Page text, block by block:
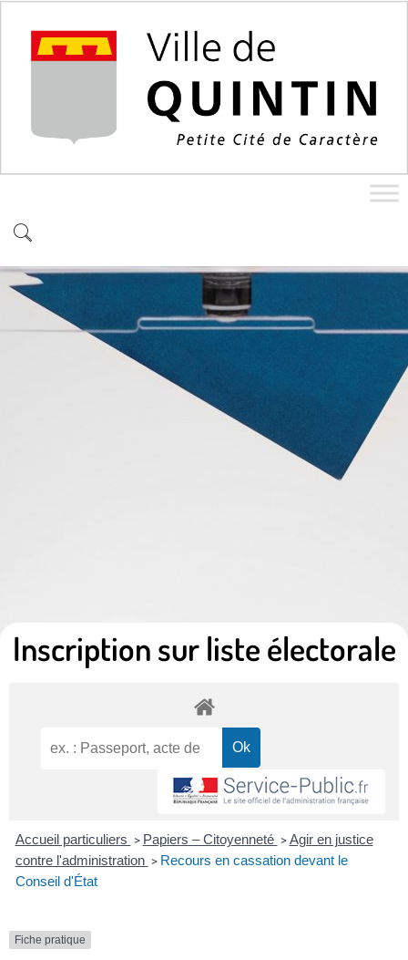
Inscription sur liste électorale
Accueil particuliers > Papiers – Citoyenneté > Agir en justice
contre l'administration > Recours en cassation devant le
Conseil d'État
Fiche pratique